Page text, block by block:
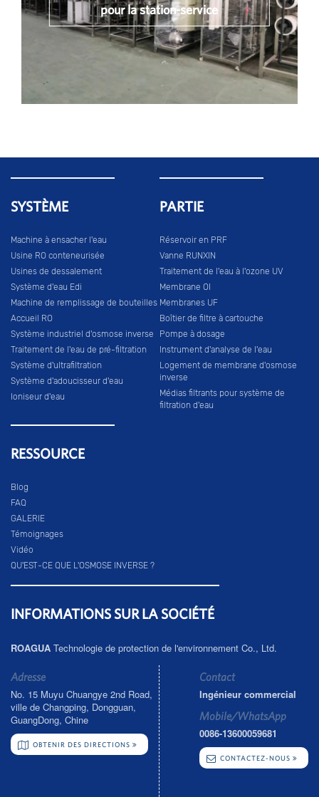
pour la station-service
SYSTÈME
Machine à ensacher l'eau
Usine RO conteneurisée
Usines de dessalement
Système d'eau Edi
Machine de remplissage de bouteilles
Accueil RO
Système industriel d'osmose inverse
Traitement de l'eau de pré-filtration
Système d'ultrafiltration
Système d'adoucisseur d'eau
Ioniseur d'eau
PARTIE
Réservoir en PRF
Vanne RUNXIN
Traitement de l'eau à l'ozone UV
Membrane OI
Membranes UF
Boîtier de filtre à cartouche
Pompe à dosage
Instrument d'analyse de l'eau
Logement de membrane d'osmose
inverse
Médias filtrants pour système de
filtration d'eau
RESSOURCE
Blog
FAQ
GALERIE
Témoignages
Vidéo
QU'EST-CE QUE L'OSMOSE INVERSE ?
INFORMATIONS SUR LA SOCIÉTÉ
ROAGUA Technologie de protection de l'environnement Co., Ltd.
Adresse
No. 15 Muyu Chuangye 2nd Road,
ville de Changping, Dongguan,
GuangDong, Chine
OBTENIR DES DIRECTIONS
Contact
Ingénieur commercial
Mobile/WhatsApp
0086-13600059681
CONTACTEZ-NOUS